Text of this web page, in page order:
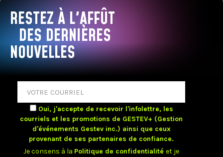
RESTEZ À L'AFFÛT
DES DERNIÈRES
NOUVELLES